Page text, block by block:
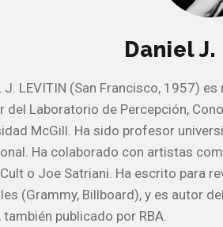
Daniel
J. LEVITIN (San Francisco, 1957)
del Laboratorio de Percepción,
McGill. Ha sido profesor
Ha colaborado con artistas
o Joe Satriani. Ha escrito para
(Grammy, Billboard), y es autor
publicado por RBA.